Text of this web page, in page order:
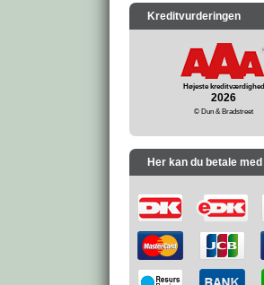
Kreditvurderingen
Højeste kreditværdighed
2026
© Dun & Bradstreet
Her kan du betale med